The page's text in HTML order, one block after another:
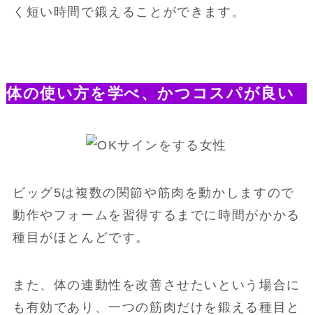
く短い時間で鍛えることができます。
体の使い方を学べ、かつコスパが良い
ビッグ5は複数の関節や筋肉を動かしますので
動作やフォームを習得するまでに時間がかかる
種目がほとんどです。
また、体の連動性を改善させたいという場合に
も有効であり、一つの筋肉だけを鍛える種目と